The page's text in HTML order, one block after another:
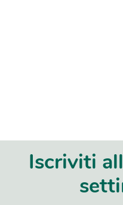
Iscriviti